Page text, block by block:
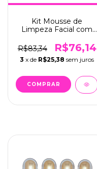
Kit Mousse de
Limpeza Facial com
Niacinamida C/6 - Mia
Make (406)
R$83,34 R$76,14
3 x de R$25,38 sem juros